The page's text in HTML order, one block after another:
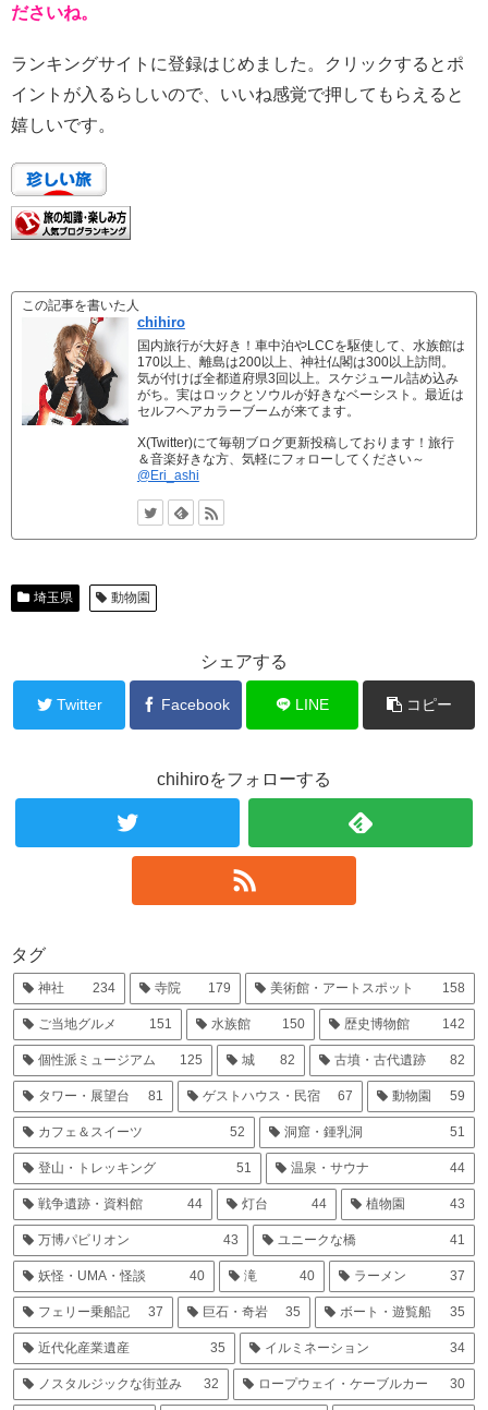
ださいね。
ランキングサイトに登録はじめました。クリックするとポ
イントが入るらしいので、いいね感覚で押してもらえると
嬉しいです。
この記事を書いた人
chihiro
国内旅行が大好き！車中泊やLCCを駆使して、水族館は
170以上、離島は200以上、神社仏閣は300以上訪問。
気が付けば全都道府県3回以上。スケジュール詰め込み
がち。実はロックとソウルが好きなベーシスト。最近は
セルフヘアカラーブームが来てます。
X(Twitter)にて毎朝ブログ更新投稿しております！旅行
＆音楽好きな方、気軽にフォローしてください～
@Eri_ashi
埼玉県 動物園
シェアする
Twitter Facebook LINE コピー
chihiroをフォローする
タグ
神社 234 寺院 179 美術館・アートスポット 158
ご当地グルメ 151 水族館 150 歴史博物館 142
個性派ミュージアム 125 城 82 古墳・古代遺跡 82
タワー・展望台 81 ゲストハウス・民宿 67 動物園 59
カフェ＆スイーツ 52 洞窟・鍾乳洞 51
登山・トレッキング 51 温泉・サウナ 44
戦争遺跡・資料館 44 灯台 44 植物園 43
万博パビリオン 43 ユニークな橋 41
妖怪・UMA・怪談 40 滝 40 ラーメン 37
フェリー乗船記 37 巨石・奇岩 35 ボート・遊覧船 35
近代化産業遺産 35 イルミネーション 34
ノスタルジックな街並み 32 ロープウェイ・ケーブルカー 30